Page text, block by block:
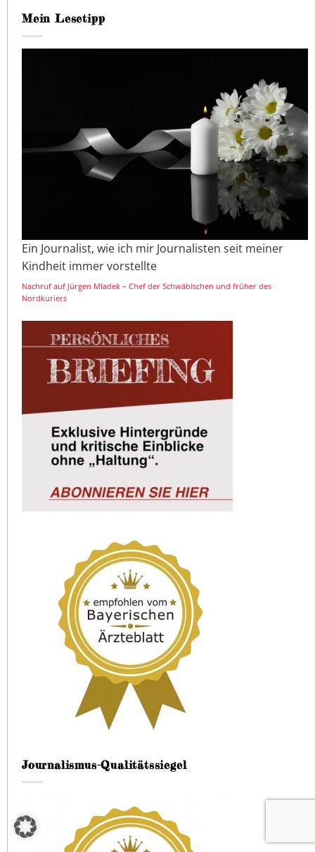
Mein Lesetipp
Ein Journalist, wie ich mir Journalisten seit meiner
Kindheit immer vorstellte
Nachruf auf Jürgen Mladek – Chef der Schwäbischen und früher des
Nordkuriers
Journalismus-Qualitätssiegel